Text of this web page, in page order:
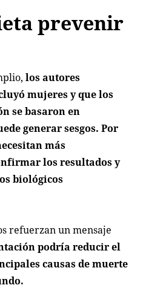
prevenir
los autores
mujeres y que los
se basaron en
generar sesgos. Por
más
los resultados y
biológicos
refuerzan un mensaje
podría reducir el
causas de muerte